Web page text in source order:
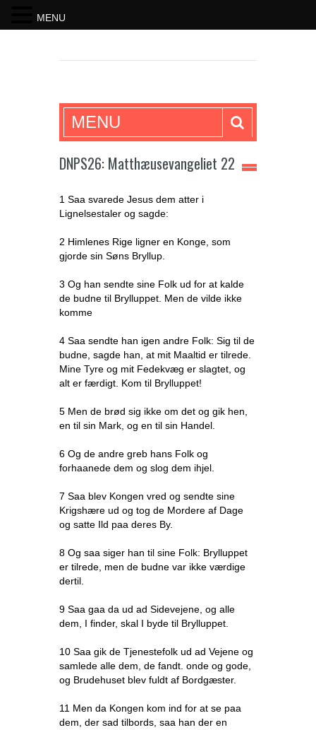
SKRIFTEN
MENU
DNPS26: Matthæusevangeliet 22
1 Saa svarede Jesus dem atter i
Lignelsestaler og sagde:
2 Himlenes Rige ligner en Konge, som
gjorde sin Søns Bryllup.
3 Og han sendte sine Folk ud for at kalde
de budne til Brylluppet. Men de vilde ikke
komme
4 Saa sendte han igen andre Folk: Sig til de
budne, sagde han, at mit Maaltid er tilrede.
Mine Tyre og mit Fedekvæg er slagtet, og
alt er færdigt. Kom til Brylluppet!
5 Men de brød sig ikke om det og gik hen,
en til sin Mark, og en til sin Handel.
6 Og de andre greb hans Folk og
forhaanede dem og slog dem ihjel.
7 Saa blev Kongen vred og sendte sine
Krigshære ud og tog de Mordere af Dage
og satte Ild paa deres By.
8 Og saa siger han til sine Folk: Brylluppet
er tilrede, men de budne var ikke værdige
dertil.
9 Saa gaa da ud ad Sidevejene, og alle
dem, I finder, skal I byde til Brylluppet.
10 Saa gik de Tjenestefolk ud ad Vejene og
samlede alle dem, de fandt. onde og gode,
og Brudehuset blev fuldt af Bordgæster.
11 Men da Kongen kom ind for at se paa
dem, der sad tilbords, saa han der en
MENU